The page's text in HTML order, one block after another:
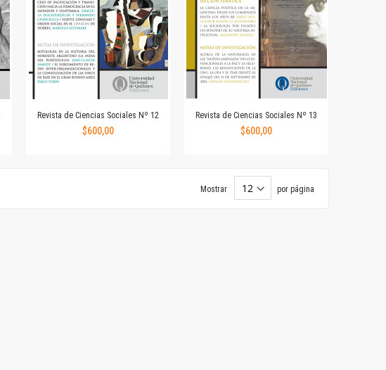
Revista de Ciencias Sociales Nº 12
$600,00
Revista de Ciencias Sociales Nº 13
$600,00
Mostrar por página